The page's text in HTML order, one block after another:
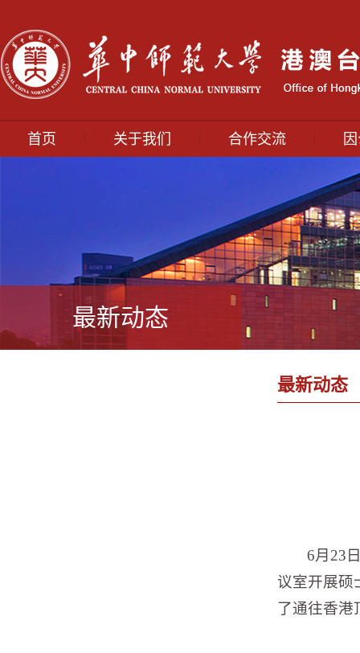
首页 关于我们 合作交流
最新动态
最新动态
6月23
议室开展硕
了通往香港